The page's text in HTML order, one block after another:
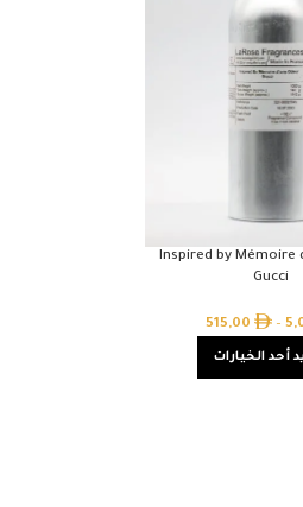
Inspired by Mémoire
Gucci
–
515,00
أحد الخيارات